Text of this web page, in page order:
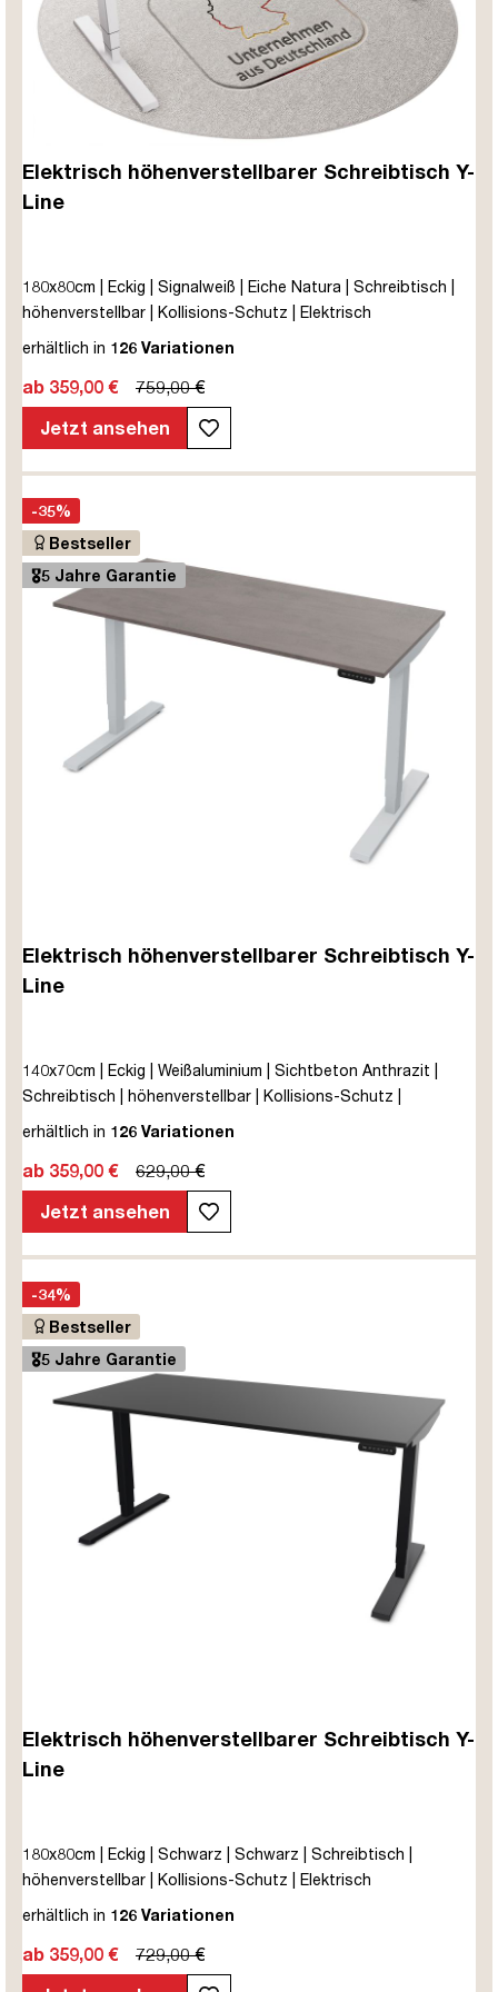
Elektrisch höhenverstellbarer Schreibtisch Y-
Line
180x80cm | Eckig | Signalweiß | Eiche Natura | Schreibtisch |
höhenverstellbar | Kollisions-Schutz | Elektrisch
höhenverstellbar | Kindersicherung | Metall | Holz |
Herstellergarantie | unmontiert | TÜV© mobiles Arbeiten | bis
zu 80 kg | Y-Line | Steckertyp C
erhältlich in 126 Variationen
ab 359,00 €
759,00 €
Jetzt ansehen
-35%
Bestseller
🎖️5 Jahre Garantie
Elektrisch höhenverstellbarer Schreibtisch Y-
Line
140x70cm | Eckig | Weißaluminium | Sichtbeton Anthrazit |
Schreibtisch | höhenverstellbar | Kollisions-Schutz |
Elektrisch höhenverstellbar | Kindersicherung | Metall | Holz |
unmontiert | TÜV© mobiles Arbeiten | bis zu 80 kg | Y-Line |
erhältlich in 126 Variationen
ab 359,00 €
629,00 €
Jetzt ansehen
-34%
Bestseller
🎖️5 Jahre Garantie
Elektrisch höhenverstellbarer Schreibtisch Y-
Line
180x80cm | Eckig | Schwarz | Schwarz | Schreibtisch |
höhenverstellbar | Kollisions-Schutz | Elektrisch
höhenverstellbar | Kindersicherung | Metall | Holz |
unmontiert | TÜV© mobiles Arbeiten | bis zu 80 kg | Y-Line |
erhältlich in 126 Variationen
ab 359,00 €
729,00 €